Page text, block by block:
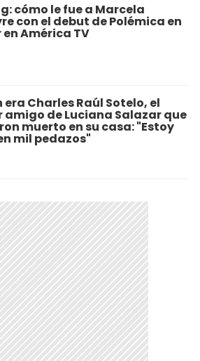
cómo le fue a Marcela
con el debut de Polémica en
en América TV
era Charles Raúl Sotelo, el
amigo de Luciana Salazar que
muerto en su casa: "Estoy
mil pedazos"